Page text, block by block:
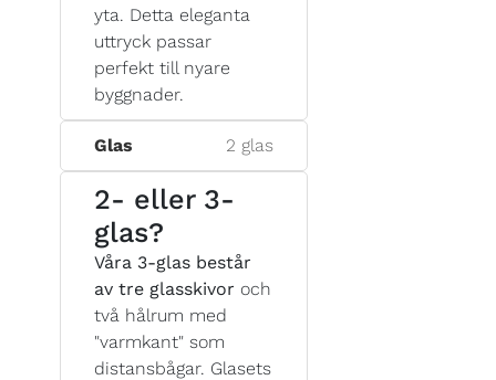
yta. Detta eleganta
uttryck passar
perfekt till nyare
byggnader.
Glas 2 glas
2- eller 3-
glas?
Våra 3-glas består
av tre glasskivor och
två hålrum med
"varmkant" som
distansbågar. Glasets